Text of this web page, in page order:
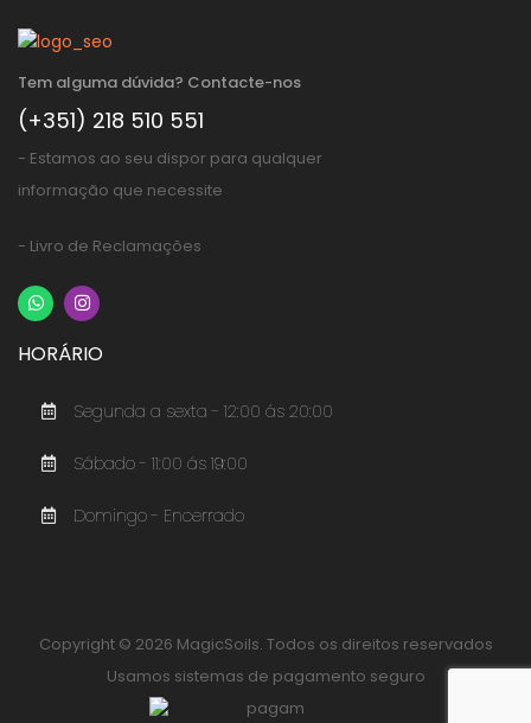
Tem alguma dúvida? Contacte-nos
(+351) 218 510 551
- Estamos ao seu dispor para qualquer
informação que necessite
- Livro de Reclamações
HORÁRIO
Segunda a sexta - 12:00 ás 20:00
Sábado - 11:00 ás 19:00
Domingo - Encerrado
Copyright © 2026 MagicSoils. Todos os direitos reservados
Usamos sistemas de pagamento seguro